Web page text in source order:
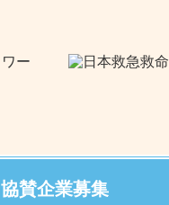
協賛企業募集